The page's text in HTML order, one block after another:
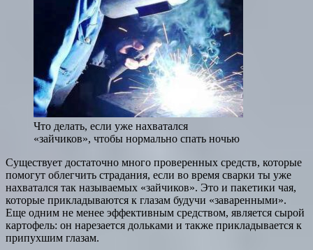
Что делать, если уже нахватался
«зайчиков», чтобы нормально спать ночью
Существует достаточно много проверенных средств, которые
помогут облегчить страдания, если во время сварки ты уже
нахватался так называемых «зайчиков». Это и пакетики чая,
которые прикладываются к глазам будучи «заваренными».
Еще одним не менее эффективным средством, является сырой
картофель: он нарезается дольками и также прикладывается к
припухшим глазам.